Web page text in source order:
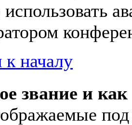
к началу
звание и